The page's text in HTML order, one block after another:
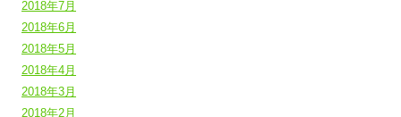
2018年7月
2018年6月
2018年5月
2018年4月
2018年3月
2018年2月